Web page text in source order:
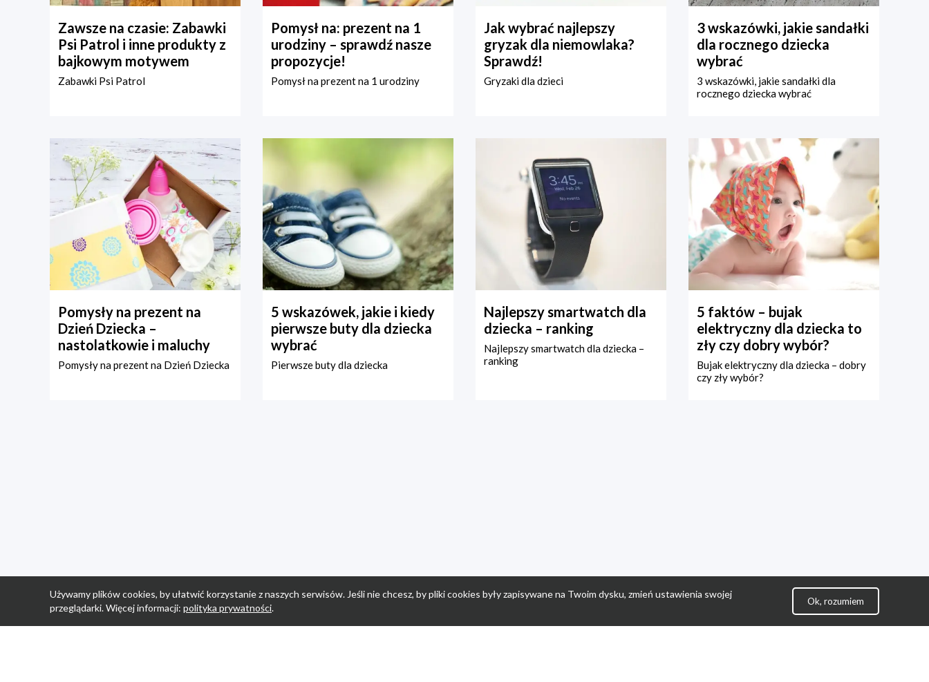
Zawsze na czasie: Zabawki
Psi Patrol i inne produkty z
bajkowym motywem
Zabawki Psi Patrol
Pomysł na: prezent na 1
urodziny – sprawdź nasze
propozycje!
Pomysł na prezent na 1 urodziny
Jak wybrać najlepszy
gryzak dla niemowlaka?
Sprawdź!
Gryzaki dla dzieci
3 wskazówki, jakie sandałki
dla rocznego dziecka
wybrać
3 wskazówki, jakie sandałki dla
rocznego dziecka wybrać
Pomysły na prezent na
Dzień Dziecka –
nastolatkowie i maluchy
Pomysły na prezent na Dzień Dziecka
5 wskazówek, jakie i kiedy
pierwsze buty dla dziecka
wybrać
Pierwsze buty dla dziecka
Najlepszy smartwatch dla
dziecka – ranking
Najlepszy smartwatch dla dziecka –
ranking
5 faktów – bujak
elektryczny dla dziecka to
zły czy dobry wybór?
Bujak elektryczny dla dziecka – dobry
czy zły wybór?
Używamy plików cookies, by ułatwić korzystanie z naszych serwisów. Jeśli nie chcesz, by pliki cookies były zapisywane na Twoim dysku, zmień ustawienia swojej
przeglądarki. Więcej informacji: polityka prywatności.
Ok, rozumiem